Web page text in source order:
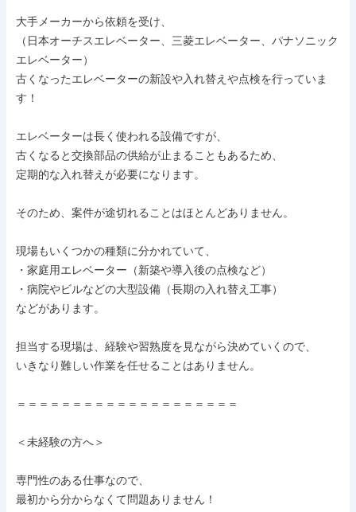
大手メーカーから依頼を受け、
（日本オーチスエレベーター、三菱エレベーター、パナソニック
エレベーター）
古くなったエレベーターの新設や入れ替えや点検を行っていま
す！
エレベーターは長く使われる設備ですが、
古くなると交換部品の供給が止まることもあるため、
定期的な入れ替えが必要になります。
そのため、案件が途切れることはほとんどありません。
現場もいくつかの種類に分かれていて、
・家庭用エレベーター（新築や導入後の点検など）
・病院やビルなどの大型設備（長期の入れ替え工事）
などがあります。
担当する現場は、経験や習熟度を見ながら決めていくので、
いきなり難しい作業を任せることはありません。
＝＝＝＝＝＝＝＝＝＝＝＝＝＝＝＝＝＝＝＝
＜未経験の方へ＞
専門性のある仕事なので、
最初から分からなくて問題ありません！